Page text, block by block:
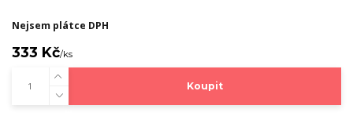
Nejsem plátce DPH
333 Kč/ks
Koupit